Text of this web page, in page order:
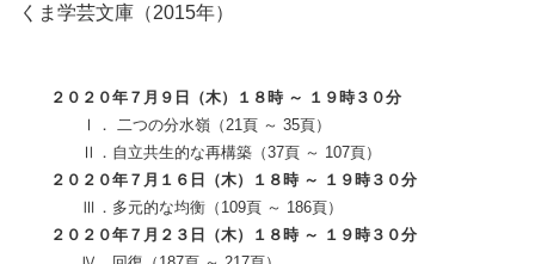
くま学芸文庫（2015年）
２０２０年７月９日（木）１８時 ～ １９時３０分
Ⅰ． 二つの分水嶺（21頁 ～ 35頁）
Ⅱ．自立共生的な再構築（37頁 ～ 107頁）
２０２０年７月１６日（木）１８時 ～ １９時３０分
Ⅲ．多元的な均衡（109頁 ～ 186頁）
２０２０年７月２３日（木）１８時 ～ １９時３０分